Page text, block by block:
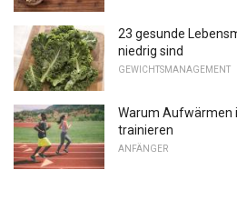
23 gesunde
niedrig sind
GEWICHTSMANAGEMENT
Warum Aufwärmen
trainieren
ANFÄNGER